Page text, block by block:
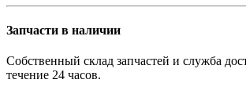
Запчасти в наличии
Собственный склад запчастей и служба
течение 24 часов.